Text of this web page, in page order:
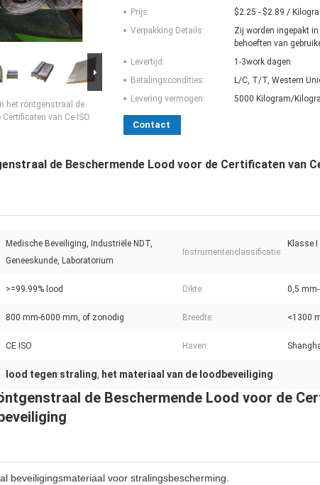
het röntgenstraal de
van Ce ISO
Prijs:
$2.25 - $2.89 /
Verpakking Details:
Zij worden ingepakt
behoeften van
Levertijd:
1-3work dagen
Betalingscondities:
L/C, T/T, Western
Levering vermogen:
5000 Kilogram/
Contact
de Beschermende Lood voor de Certificaten van
Medische Beveiliging, Industriële NDT,
Geneeskunde, Laboratorium
Instrumentenclassificatie:
Klasse I
>=99.99% lood Dikte: 0,5
800 mm-6000 mm, of zonodig Breedte: <1300
CE ISO Haven:
lood tegen straling, het materiaal van de loodbeveiliging
de Beschermende Lood voor de
beveiligingsmateriaal voor stralingsbescherming.